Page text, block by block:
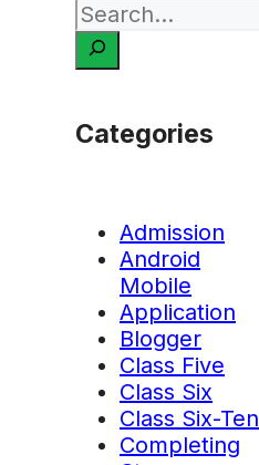
Categories
Admission
Android
Mobile
Application
Blogger
Class Five
Class Six
Class Six-Ten
Completing